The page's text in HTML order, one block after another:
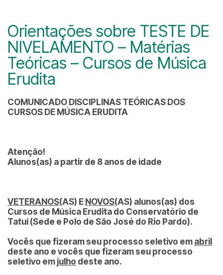
Orientações sobre TESTE DE
NIVELAMENTO – Matérias
Teóricas – Cursos de Música
Erudita
COMUNICADO DISCIPLINAS TEÓRICAS DOS
CURSOS DE MÚSICA ERUDITA
Atenção!
Alunos(as) a partir de 8 anos de idade
VETERANOS(AS) E NOVOS(AS) alunos(as) dos
Cursos de Música Erudita do Conservatório de
Tatuí (Sede e Polo de São José do Rio Pardo).
Vocês que fizeram seu processo seletivo em abril
deste ano e vocês que fizeram seu processo
seletivo em julho deste ano.